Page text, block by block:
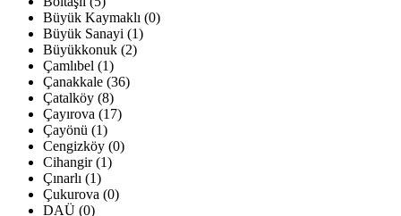
Büyük Kaymaklı (0)
Büyük Sanayi (1)
Büyükkonuk (2)
Çamlıbel (1)
Çanakkale (36)
Çatalköy (8)
Çayırova (17)
Çayönü (1)
Cengizköy (0)
Cihangir (1)
Çınarlı (1)
Çukurova (0)
DAÜ (0)